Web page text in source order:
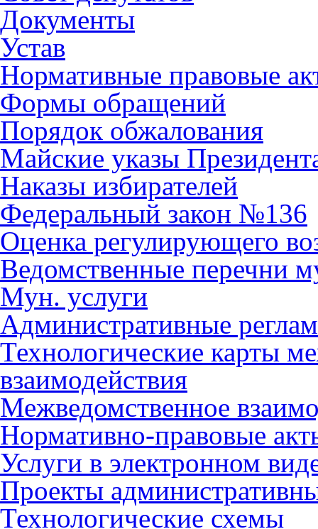
Документы
Устав
Нормативные правовые
Формы обращений
Порядок обжалования
Майские указы
Наказы избирателей
Федеральный закон №136
Оценка регулирующего
Ведомственные перечни
Мун. услуги
Административные
Технологические карты
взаимодействия
Межведомственное
Нормативно-правовые
Услуги в электронном
Проекты
Технологические схемы